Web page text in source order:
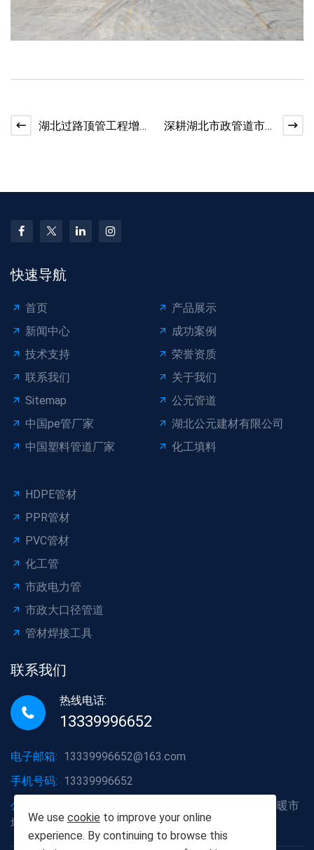
湖北过路顶管工程增
深耕湖北市政管道市
快速导航
首页
产品展示
新闻中心
成功案例
技术支持
荣誉资质
联系我们
关于我们
Sitemap
公元管道
中国pe管厂家
湖北公元建材有限公司
中国塑料管道厂家
化工填料
HDPE管材
PPR管材
PVC管材
化工管
市政电力管
市政大口径管道
管材焊接工具
联系我们
热线电话:
13339996652
电子邮箱: 13339996652@163.com
手机号码: 13339996652
公司地址:
湖北省武汉市洪山区白沙洲大道烽火五金水暖市
场A2栋6号
We use cookie to improve your online
experience. By continuing to browse this